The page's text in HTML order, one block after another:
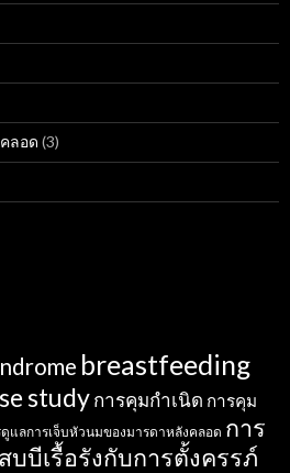
ลอด (3)
breastfeeding
studyการคุมกำเนิด การคุม
ดูแลการเจ็บหัวนมของมารดาหลังคลอด การ
บบีเรื้อรังกับการตั้งครรภ์